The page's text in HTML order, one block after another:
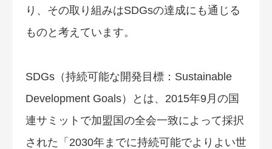
り、その取り組みはSDGsの達成にも通じる
ものと考えています。
SDGs（持続可能な開発目標：Sustainable
Development Goals）とは、2015年9月の国
連サミットで加盟国の全会一致によって採択
された「2030年までに持続可能でよりよい世